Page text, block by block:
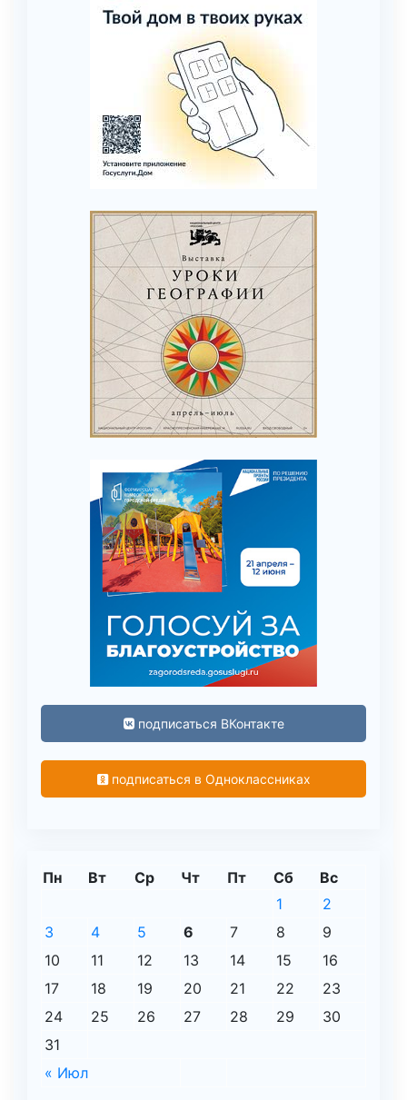
подписаться ВКонтакте
подписаться в Одноклассниках
Пн Вт Ср Чт Пт Сб Вс
« Июл
1
2
3
4 5 6 7 8
9
10
11 12 13 14 15
16
17
18 19 20 21 22
23
24
25 26 27 28 29
30
31